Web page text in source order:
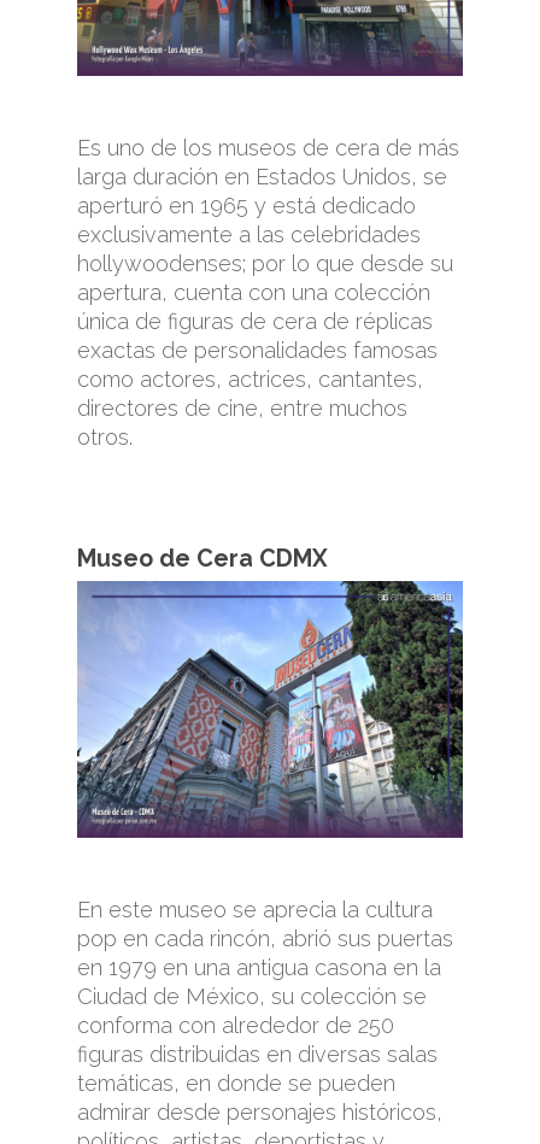
Es uno de los museos de cera de más
larga duración en Estados Unidos, se
aperturó en 1965 y está dedicado
exclusivamente a las celebridades
hollywoodenses; por lo que desde su
apertura, cuenta con una colección
única de figuras de cera de réplicas
exactas de personalidades famosas
como actores, actrices, cantantes,
directores de cine, entre muchos
otros.
Museo de Cera CDMX
En este museo se aprecia la cultura
pop en cada rincón, abrió sus puertas
en 1979 en una antigua casona en la
Ciudad de México, su colección se
conforma con alrededor de 250
figuras distribuidas en diversas salas
temáticas, en donde se pueden
admirar desde personajes históricos,